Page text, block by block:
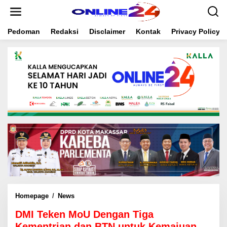
t
Pedoman Redaksi Disclaimer Kontak Privacy Policy
Homepage / News
I
T
DMI Teken MoU Dengan Tiga